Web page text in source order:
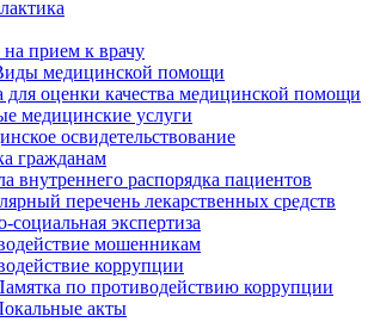
на прием к врачу
медицинской помощи
для оценки качества медицинской помощи
медицинские услуги
освидетельствование
гражданам
внутреннего распорядка пациентов
перечень лекарственных средств
социальная экспертиза
мошенникам
коррупции
по противодействию коррупции
акты